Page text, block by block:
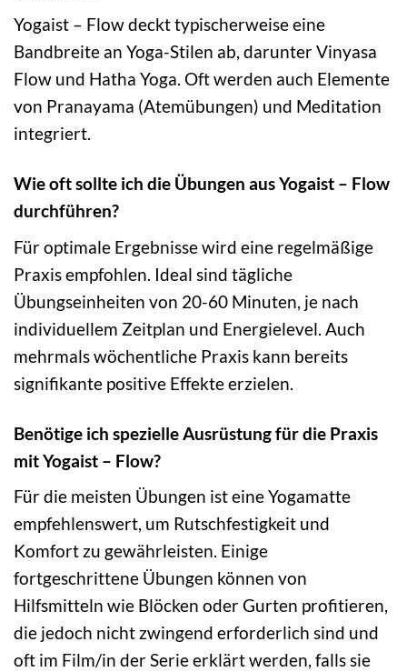
Yogaist – Flow deckt typischerweise eine
Bandbreite an Yoga-Stilen ab, darunter Vinyasa
Flow und Hatha Yoga. Oft werden auch Elemente
von Pranayama (Atemübungen) und Meditation
integriert.
Wie oft sollte ich die Übungen aus Yogaist – Flow
durchführen?
Für optimale Ergebnisse wird eine regelmäßige
Praxis empfohlen. Ideal sind tägliche
Übungseinheiten von 20-60 Minuten, je nach
individuellem Zeitplan und Energielevel. Auch
mehrmals wöchentliche Praxis kann bereits
signifikante positive Effekte erzielen.
Benötige ich spezielle Ausrüstung für die Praxis
mit Yogaist – Flow?
Für die meisten Übungen ist eine Yogamatte
empfehlenswert, um Rutschfestigkeit und
Komfort zu gewährleisten. Einige
fortgeschrittene Übungen können von
Hilfsmitteln wie Blöcken oder Gurten profitieren,
die jedoch nicht zwingend erforderlich sind und
oft im Film/in der Serie erklärt werden, falls sie